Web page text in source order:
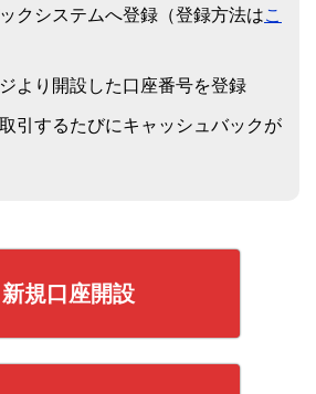
クシステムへ登録（登録方法はこ
より開設した口座番号を登録
引するたびにキャッシュバックが
新規口座開設